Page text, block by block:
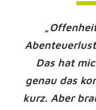
Das hat
genau das
kurz. Aber